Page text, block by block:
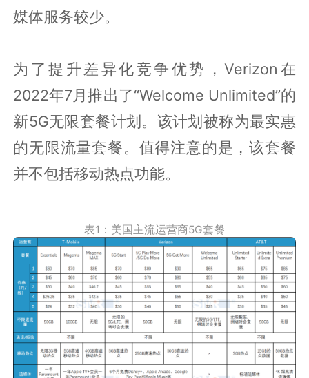
媒体服务较少。
为了提升差异化竞争优势，Verizon在
2022年7月推出了“Welcome Unlimited”的
新5G无限套餐计划。该计划被称为最实惠
的无限流量套餐。值得注意的是，该套餐
并不包括移动热点功能。
表1：美国主流运营商5G套餐